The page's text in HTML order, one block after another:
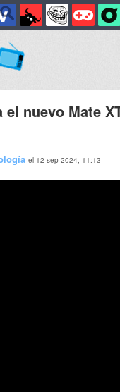
el nuevo Mate
el 12 sep 2024, 11:13